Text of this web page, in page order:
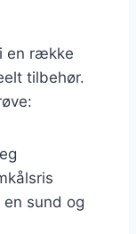
en række
tilbehør.
sund og